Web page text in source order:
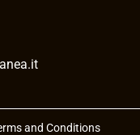
and Conditions